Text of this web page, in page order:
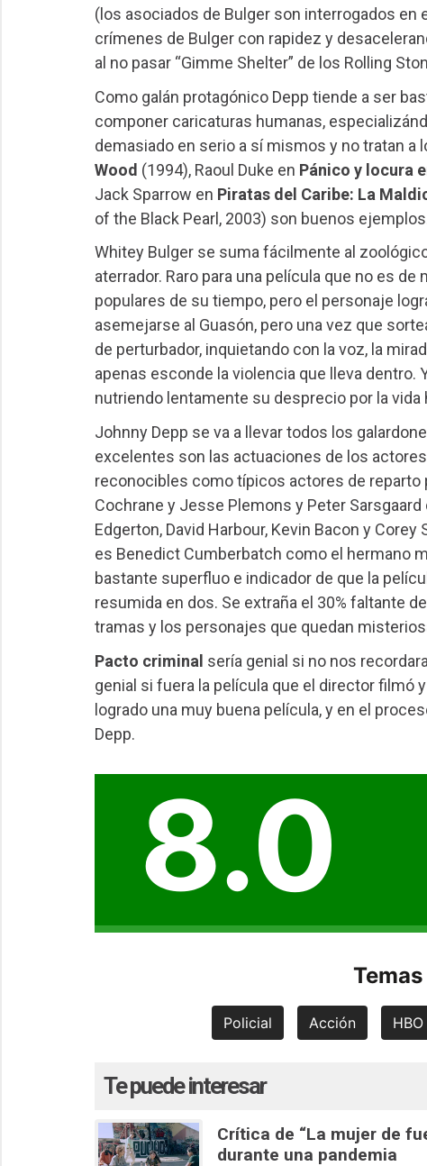
(los asociados de Bulger son interrogados
crímenes de Bulger con rapidez y
al no pasar “Gimme Shelter” de los Rolling
Como galán protagónico Depp tiende a ser
componer caricaturas humanas,
demasiado en serio a sí mismos y no tratan a
Wood (1994), Raoul Duke en Pánico y locura
Jack Sparrow en Piratas del Caribe: La
of the Black Pearl, 2003) son buenos
Whitey Bulger se suma fácilmente al
aterrador. Raro para una película que no es
populares de su tiempo, pero el personaje
asemejarse al Guasón, pero una vez que
de perturbador, inquietando con la voz, la
apenas esconde la violencia que lleva dentro.
nutriendo lentamente su desprecio por la vida
Johnny Depp se va a llevar todos los
excelentes son las actuaciones de los
reconocibles como típicos actores de reparto
Cochrane y Jesse Plemons y Peter
Edgerton, David Harbour, Kevin Bacon y
es Benedict Cumberbatch como el hermano
bastante superfluo e indicador de que la
resumida en dos. Se extraña el 30% faltante
tramas y los personajes que quedan
Pacto criminal sería genial si no nos
genial si fuera la película que el director filmó
logrado una muy buena película, y en el
Depp.
8.0
Policial Acción
Te puede interesar
Crítica de “La mujer de
durante una pandemia